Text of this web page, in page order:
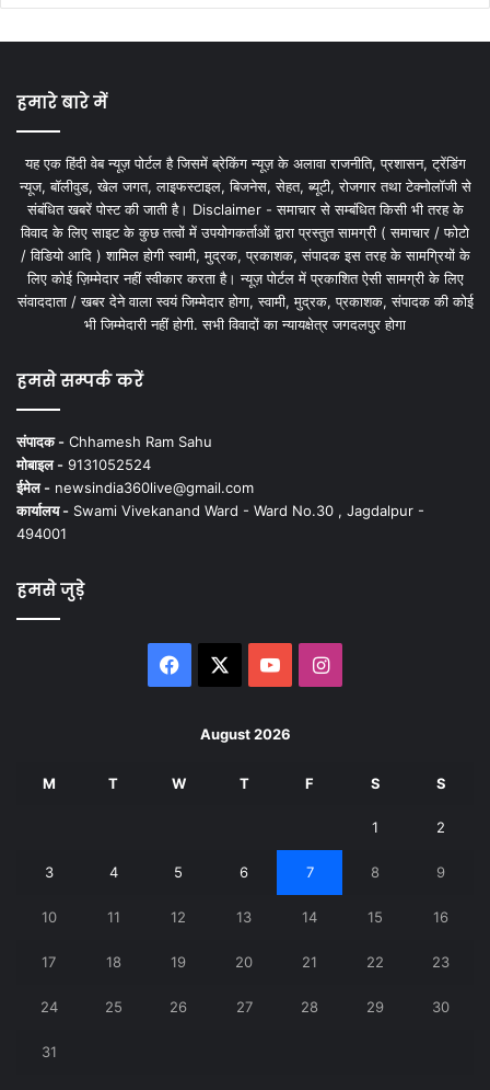
हमारे बारे में
यह एक हिंदी वेब न्यूज़ पोर्टल है जिसमें ब्रेकिंग न्यूज़ के अलावा राजनीति, प्रशासन, ट्रेंडिंग
न्यूज, बॉलीवुड, खेल जगत, लाइफस्टाइल, बिजनेस, सेहत, ब्यूटी, रोजगार तथा टेक्नोलॉजी से
संबंधित खबरें पोस्ट की जाती है। Disclaimer - समाचार से सम्बंधित किसी भी तरह के
विवाद के लिए साइट के कुछ तत्वों में उपयोगकर्ताओं द्वारा प्रस्तुत सामग्री ( समाचार / फोटो
/ विडियो आदि ) शामिल होगी स्वामी, मुद्रक, प्रकाशक, संपादक इस तरह के सामग्रियों के
लिए कोई ज़िम्मेदार नहीं स्वीकार करता है। न्यूज़ पोर्टल में प्रकाशित ऐसी सामग्री के लिए
संवाददाता / खबर देने वाला स्वयं जिम्मेदार होगा, स्वामी, मुद्रक, प्रकाशक, संपादक की कोई
भी जिम्मेदारी नहीं होगी. सभी विवादों का न्यायक्षेत्र जगदलपुर होगा
हमसे सम्पर्क करें
संपादक - Chhamesh Ram Sahu
मोबाइल - 9131052524
ईमेल - newsindia360live@gmail.com
कार्यालय - Swami Vivekanand Ward - Ward No.30 , Jagdalpur -
494001
हमसे जुड़े
Facebook YouTubeInstagram
August 2026
M T W T F S S
1 2
3 4 5 6 7 8 9
10 11 12 13 14 15 16
17 18 19 20 21 22 23
24 25 26 27 28 29 30
31